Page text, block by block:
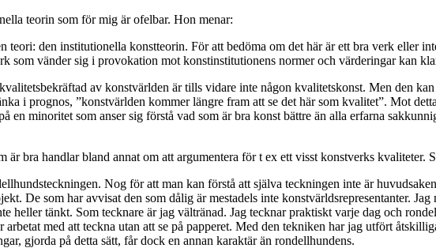
teorin som för mig är ofelbar. Hon menar:
teori: den institutionella konstteorin. För att bedöma om det här är ett bra verk eller
som vänder sig i provokation mot konstinstitutionens normer och värderingar kan
av konstvärlden är tills vidare inte någon kvalitetskonst. Men den
i prognos, ”konstvärlden kommer längre fram att se det här som kvalitet”. Mot
en minoritet som anser sig förstå vad som är bra konst bättre än alla erfarna
bra handlar bland annat om att argumentera för t ex ett visst konstverks kvaliteter.
Nog för att man kan förstå att själva teckningen inte är
De som har avvisat den som dålig är mestadels inte konstvärldsrepresentanter.
heller tänkt. Som tecknare är jag vältränad. Jag tecknar praktiskt varje dag och
med att teckna utan att se på papperet. Med den tekniken har jag utfört
gjorda på detta sätt, får dock en annan karaktär än rondellhundens.